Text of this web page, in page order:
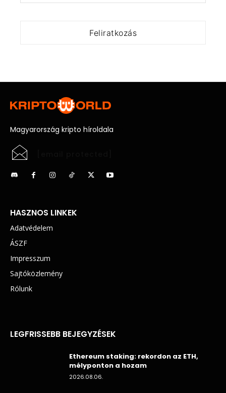
Magyarország kripto híroldala
HASZNOS LINKEK
Adatvédelem
ÁSZF
Impresszum
Sajtóközlemény
Rólunk
LEGFRISSEBB BEJEGYZÉSEK
Ethereum staking: rekordon az ETH,
mélyponton a hozam
2026.08.06.